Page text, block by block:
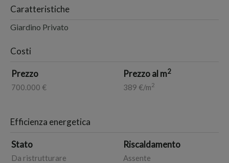
Caratteristiche
Giardino Privato
Costi
Prezzo
700.000 €
Prezzo al m2
389 €/m2
Efficienza energetica
Stato
Da ristrutturare
Riscaldamento
Assente